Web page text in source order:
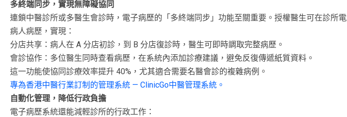
多終端同步，實現無障礙協同
連鎖中醫診所或多醫生會診時，電子病歷的「多終端同步」功能至關重要。授權醫生可在診所
病人病歷，實現：
分店共享：病人在 A 分店初診，到 B 分店復診時，醫生可即時調取完整病歷。
會診協作：多位醫生同時查看病歷，在系統內添加診療建議，避免反復傳遞紙質資料。
這一功能使協同診療效率提升 40%，尤其適合需要名醫會診的複雜病例。
專為香港中醫行業訂制的管理系統 — ClinicGo中醫管理系統。
自動化管理，降低行政負擔
電子病歷系統還能減輕診所的行政工作：